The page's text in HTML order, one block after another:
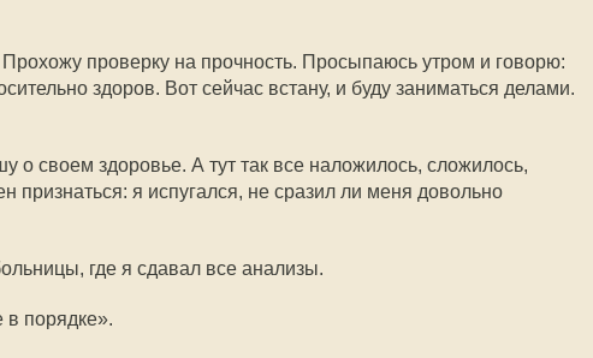
проверку на прочность. Просыпаюсь утром и говорю:
здоров. Вот сейчас встану, и буду заниматься делами.
о своем здоровье. А тут так все наложилось, сложилось,
признаться: я испугался, не сразил ли меня довольно
где я сдавал все анализы.
в порядке».